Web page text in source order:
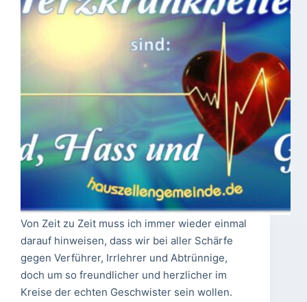
Von Zeit zu Zeit muss ich immer wieder einmal
darauf hinweisen, dass wir bei aller Schärfe
gegen Verführer, Irrlehrer und Abtrünnige,
doch um so freundlicher und herzlicher im
Kreise der echten Geschwister sein wollen.